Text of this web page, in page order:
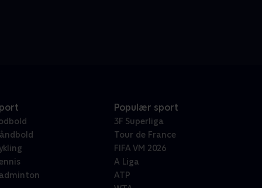
Populær sport
3F Superliga
Tour de France
FIFA VM 2026
A Liga
ATP